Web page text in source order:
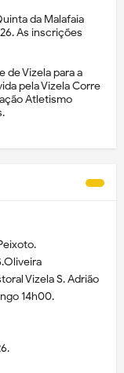
da Malafaia
As inscrições
de Vizela para a
pela Vizela Corre
Atletismo
Vizela S. Adrião
14h00.